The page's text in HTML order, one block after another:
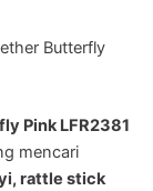
Butterfly
Pink LFR2381
mencari
rattle stick